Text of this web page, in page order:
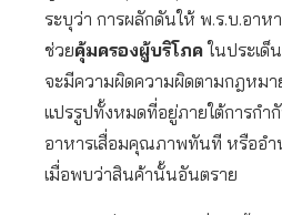
ระบุว่า การผลักดันให้ พ.ร.บ.อาห
ช่วยคุ้มครองผู้บริโภคในประเด็
จะมีความผิดความผิดตามกฎหม
แปรรูปทั้งหมดที่อยู่ภายใต้การกำ
อาหารเสื่อมคุณภาพทันที หรืออำ
เมื่อพบว่าสินค้านั้นอันตราย